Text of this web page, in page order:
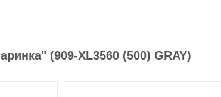
(909-XL3560 (500) GRAY)